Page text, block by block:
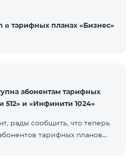
тарифных планах «Бизнес»
абонентам тарифных
512» и «Инфинити 1024»
рады сообщить, что теперь
тарифных планов